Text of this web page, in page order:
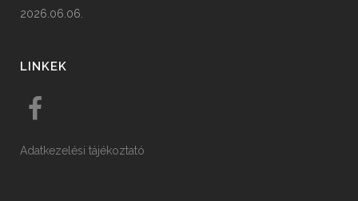
2026.06.06.
LINKEK
Adatkezelési tájékoztató